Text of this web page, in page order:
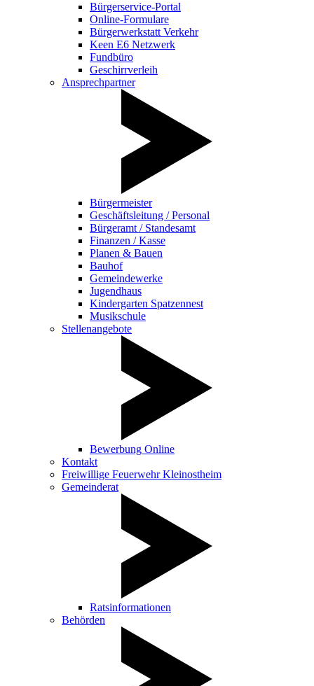
Bürgerservice-Portal
Online-Formulare
Bürgerwerkstatt Verkehr
Keen E6 Netzwerk
Fundbüro
Geschirrverleih
Ansprechpartner
Bürgermeister
Geschäftsleitung / Personal
Bürgeramt / Standesamt
Finanzen / Kasse
Planen & Bauen
Bauhof
Gemeindewerke
Jugendhaus
Kindergarten Spatzennest
Musikschule
Stellenangebote
Bewerbung Online
Kontakt
Freiwillige Feuerwehr Kleinostheim
Gemeinderat
Ratsinformationen
Behörden